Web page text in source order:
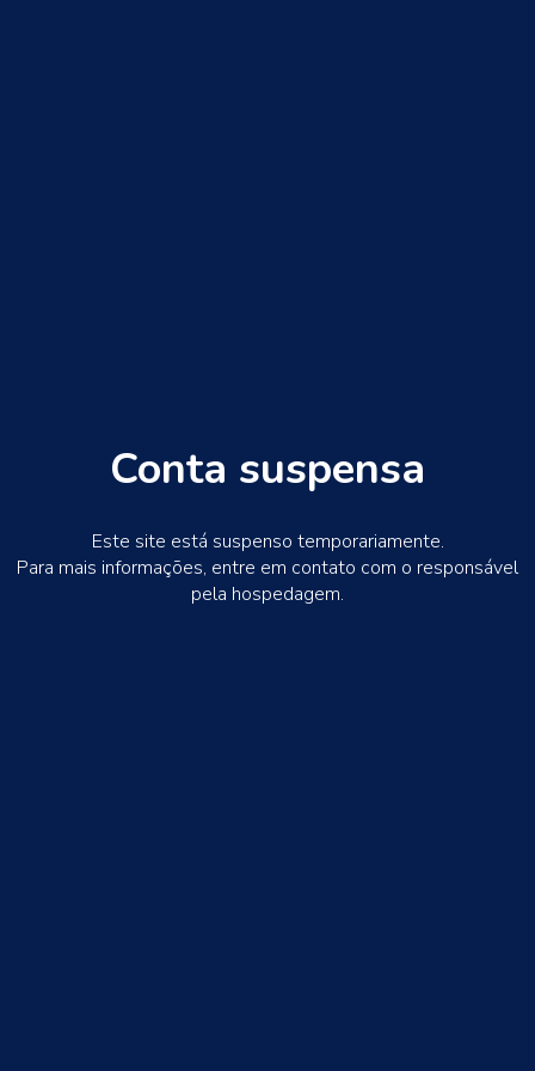
Conta suspensa
Este site está suspenso temporariamente.
Para mais informações, entre em contato com o responsável
pela hospedagem.